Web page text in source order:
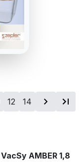
12 14 16
VacSy AMBER 1,8